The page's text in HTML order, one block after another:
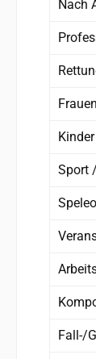
Nach
Sport
Fall-/